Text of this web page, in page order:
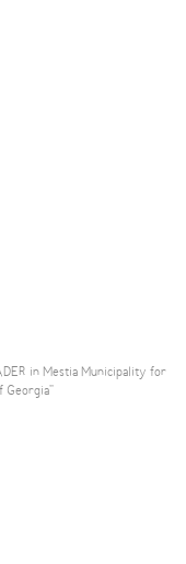
in Mestia Municipality for
Georgia"